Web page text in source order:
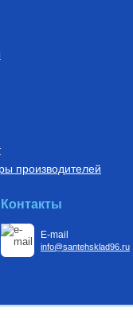
производителей
Контакты
E-mail
info@santehsklad96.ru